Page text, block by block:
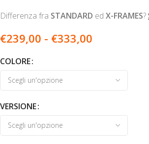
Differenza fra STANDARD ed X-FRAMES?
€239,00 - €333,00
COLORE
VERSIONE